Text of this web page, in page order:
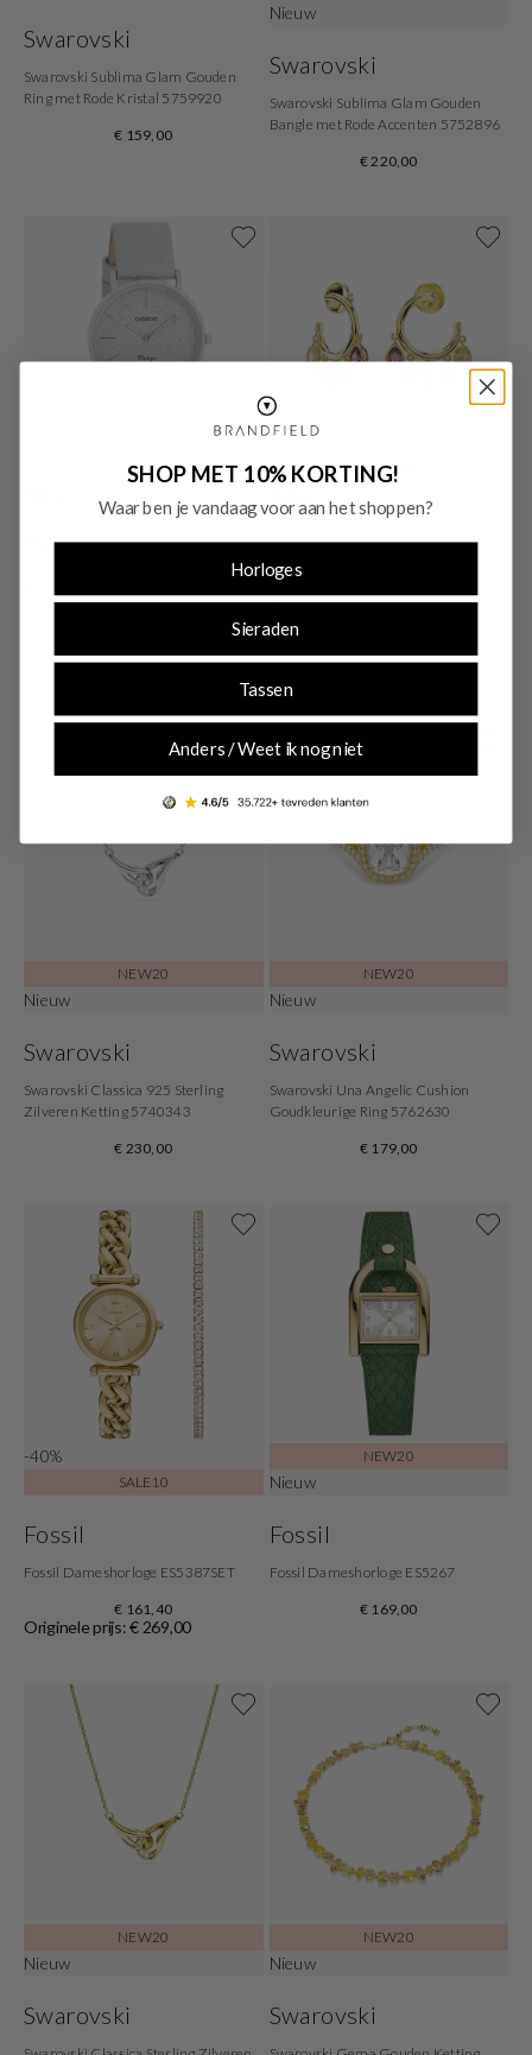
Swarovski
Swarovski Sublima Glam Gouden
Ring met Rode Kristal 5759920
€ 159,00
Nieuw
Swarovski
Swarovski Sublima Glam Gouden
Bangle met Rode Accenten 5752896
€ 220,00
NEW20
Oozoo
NEW20
Swarovski
Swarovski Imber Organic
Goudkleurige Multicolour Oorbellen
5753263
€ 179,00
NEW20
Nieuw
Swarovski
Swarovski Classica 925 Sterling
Zilveren Ketting 5740343
€ 230,00
NEW20
Nieuw
Swarovski
Swarovski Una Angelic Cushion
Goudkleurige Ring 5762630
€ 179,00
-40%
SALE10
Fossil
Fossil Dameshorloge ES5387SET
€ 161,40
Originele prijs: € 269,00
NEW20
Nieuw
Fossil
Fossil Dameshorloge ES5267
€ 169,00
NEW20
Nieuw
Swarovski
NEW20
Nieuw
Swarovski
SHOP MET 10% KORTING!
Waar ben je vandaag voor aan het shoppen?
Horloges
Sieraden
Tassen
Anders / Weet ik nog niet